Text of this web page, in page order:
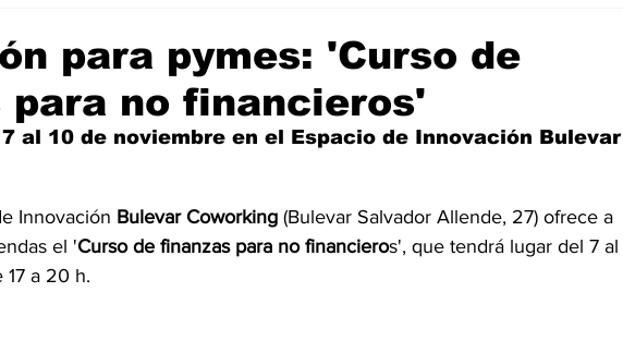
e infancia
Kit Digital Sucesos Fiestas
para pymes: 'Curso de
para no financieros'
al 10 de noviembre en el Espacio de Innovación Bulevar
Innovación Bulevar Coworking (Bulevar Salvador Allende, 27) ofrece a
el 'Curso de finanzas para no financieros', que tendrá lugar del 7 al
17 a 20 h.